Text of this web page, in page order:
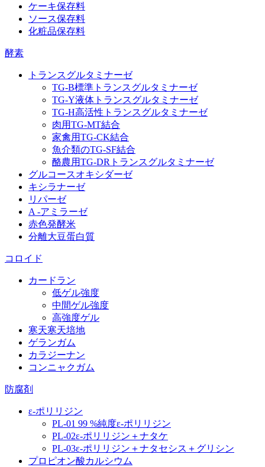
ケーキ保存料
ソース保存料
化粧品保存料
酵素
トランスグルタミナーゼ
TG‐B標準トランスグルタミナーゼ
TG‐Y液体トランスグルタミナーゼ
TG‐H高活性トランスグルタミナーゼ
肉用TG‐MT結合
家禽用TG‐CK結合
魚介類のTG‐SF結合
酪農用TG‐DRトランスグルタミナーゼ
グルコースオキシダーゼ
キシラナーゼ
リパーゼ
A -アミラーゼ
赤色発酵米
分離大豆蛋白質
コロイド
カードラン
低ゲル強度
中間ゲル強度
高強度ゲル
寒天寒天培地
ゲランガム
カラジーナン
コンニャクガム
防腐剤
ε‐ポリリジン
PL‐01 99 %純度ε‐ポリリジン
PL‐02ε‐ポリリジン＋ナタケ
PL‐03ε‐ポリリジン＋ナタセシス＋グリシン
プロピオン酸カルシウム